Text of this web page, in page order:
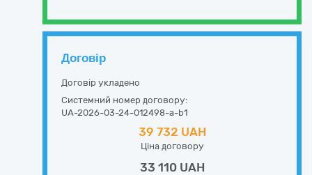
Договір
Договір укладено
Системний номер договору:
UA-2026-03-24-012498-a-b1
39 732 UAH
Ціна договору
33 110 UAH